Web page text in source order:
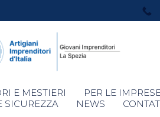
Skip
to
E MESTIERI PER LE
SICUREZZA
NEWS